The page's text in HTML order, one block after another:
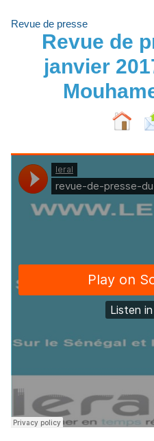
Revue de presse
Revue de
janvier